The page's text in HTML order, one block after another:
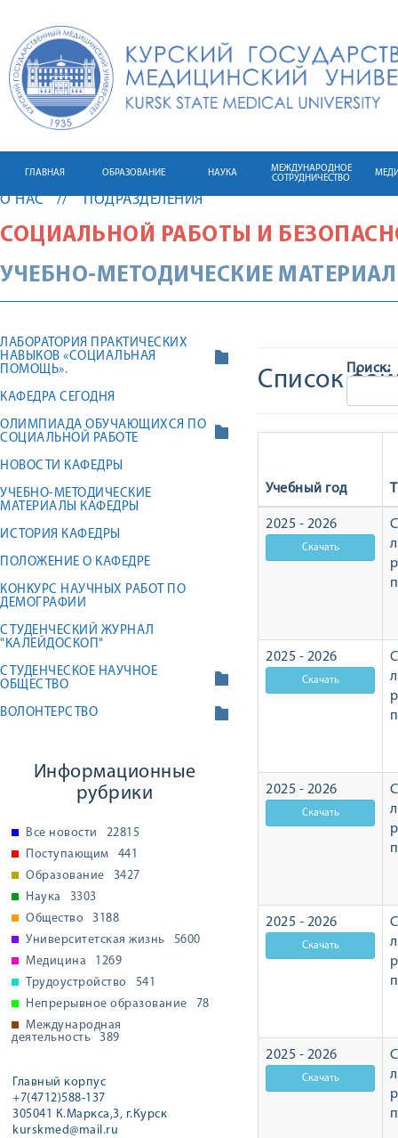
ГЛАВНАЯ ОБРАЗОВАНИЕ НАУКА
МЕЖДУНАРОДНОЕ
СОТРУДНИЧЕСТВО
О НАС ПОДРАЗДЕЛЕНИЯ
СОЦИАЛЬНОЙ РАБОТЫ И
УЧЕБНО-МЕТОДИЧЕСКИЕ
ЛАБОРАТОРИЯ ПРАКТИЧЕСКИХ
НАВЫКОВ «СОЦИАЛЬНАЯ
ПОМОЩЬ».
КАФЕДРА СЕГОДНЯ
ОЛИМПИАДА ОБУЧАЮЩИХСЯ ПО
СОЦИАЛЬНОЙ РАБОТЕ
НОВОСТИ КАФЕДРЫ
УЧЕБНО-МЕТОДИЧЕСКИЕ
МАТЕРИАЛЫ КАФЕДРЫ
ИСТОРИЯ КАФЕДРЫ
ПОЛОЖЕНИЕ О КАФЕДРЕ
КОНКУРС НАУЧНЫХ РАБОТ ПО
ДЕМОГРАФИИ
СТУДЕНЧЕСКИЙ ЖУРНАЛ
"КАЛЕЙДОСКОП"
СТУДЕНЧЕСКОЕ НАУЧНОЕ
ОБЩЕСТВО
ВОЛОНТЕРСТВО
Информационные
рубрики
Все новости
22815
Поступающим
441
Образование
3427
Наука
3303
Общество
3188
Университетская жизнь
5600
Медицина
1269
Трудоустройство
541
Непрерывное образование
78
Международная
деятельность
389
Главный корпус
+7(4712)588-137
305041 К.Маркса,3, г.Курск
kurskmed@mail.ru
Список Поиск:
Учебный год
2025 - 2026
2025 - 2026
2025 - 2026
2025 - 2026
2025 - 2026